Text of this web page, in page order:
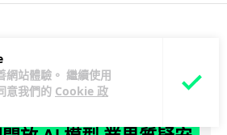
站體驗。 繼續使用
意我們的 Cookie 政